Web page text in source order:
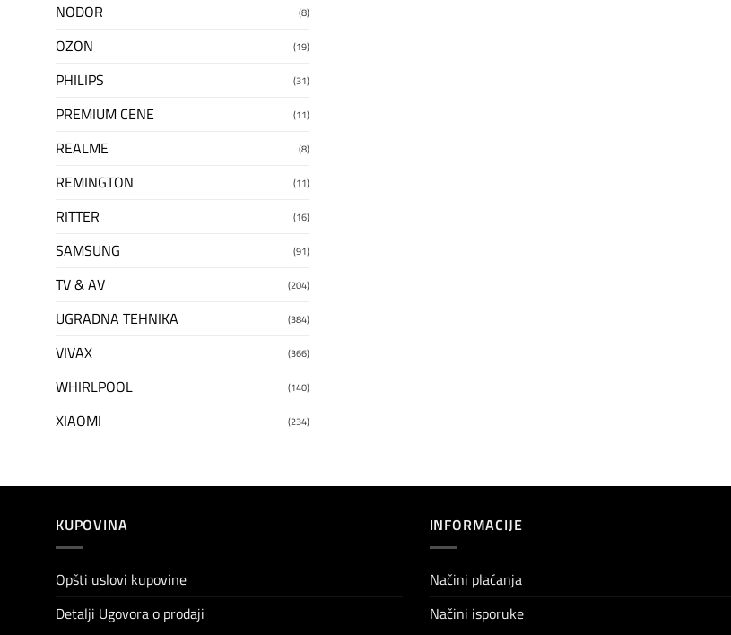
NODOR (8)
OZON (19)
PHILIPS (31)
PREMIUM CENE (11)
REALME (8)
REMINGTON (11)
RITTER (16)
SAMSUNG (91)
TV & AV (204)
UGRADNA TEHNIKA (384)
VIVAX (366)
WHIRLPOOL (140)
XIAOMI (234)
KUPOVINA
Opšti uslovi kupovine
Detalji Ugovora o prodaji
INFORMACIJE
Načini plaćanja
Načini isporuke